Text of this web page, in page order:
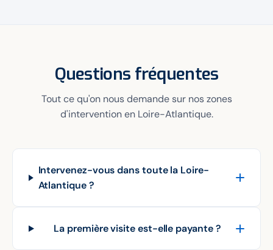
Questions fréquentes
Tout ce qu'on nous demande sur nos zones
d'intervention en Loire-Atlantique.
Intervenez-vous dans toute la Loire-
Atlantique ?
La première visite est-elle payante ?